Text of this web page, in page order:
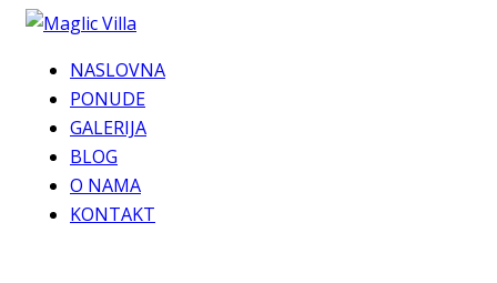
NASLOVNA
PONUDE
GALERIJA
BLOG
O NAMA
KONTAKT